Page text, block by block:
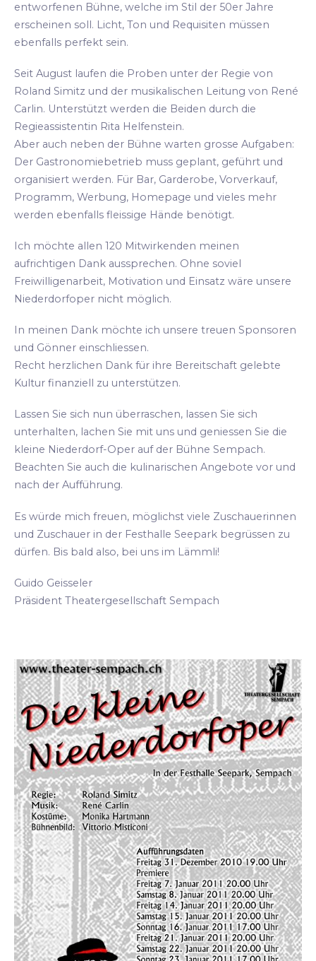
entworfenen Bühne, welche im Stil der 50er Jahre
erscheinen soll. Licht, Ton und Requisiten müssen
ebenfalls perfekt sein.
Seit August laufen die Proben unter der Regie von
Roland Simitz und der musikalischen Leitung von René
Carlin. Unterstützt werden die Beiden durch die
Regieassistentin Rita Helfenstein.
Aber auch neben der Bühne warten grosse Aufgaben:
Der Gastronomiebetrieb muss geplant, geführt und
organisiert werden. Für Bar, Garderobe, Vorverkauf,
Programm, Werbung, Homepage und vieles mehr
werden ebenfalls fleissige Hände benötigt.
Ich möchte allen 120 Mitwirkenden meinen
aufrichtigen Dank aussprechen. Ohne soviel
Freiwilligenarbeit, Motivation und Einsatz wäre unsere
Niederdorfoper nicht möglich.
In meinen Dank möchte ich unsere treuen Sponsoren
und Gönner einschliessen.
Recht herzlichen Dank für ihre Bereitschaft gelebte
Kultur finanziell zu unterstützen.
Lassen Sie sich nun überraschen, lassen Sie sich
unterhalten, lachen Sie mit uns und geniessen Sie die
kleine Niederdorf-Oper auf der Bühne Sempach.
Beachten Sie auch die kulinarischen Angebote vor und
nach der Aufführung.
Es würde mich freuen, möglichst viele Zuschauerinnen
und Zuschauer in der Festhalle Seepark begrüssen zu
dürfen. Bis bald also, bei uns im Lämmli!
Guido Geisseler
Präsident Theatergesellschaft Sempach